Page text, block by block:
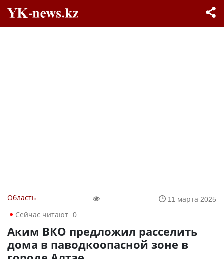
Область
11 марта 2025
Сейчас читают: 0
Аким ВКО предложил расселить
дома в паводкоопасной зоне в